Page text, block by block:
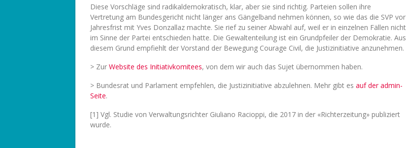
Diese Vorschläge sind radikaldemokratisch, klar, aber sie sind richtig. Parteien sollen ihre
Vertretung am Bundesgericht nicht länger ans Gängelband nehmen können, so wie das die SVP vor
Jahresfrist mit Yves Donzallaz machte. Sie rief zu seiner Abwahl auf, weil er in einzelnen Fällen nicht
im Sinne der Partei entschieden hatte. Die Gewaltenteilung ist ein Grundpfeiler der Demokratie. Aus
diesem Grund empfiehlt der Vorstand der Bewegung Courage Civil, die Justizinitiative anzunehmen.
> Zur Website des Initiativkomitees, von dem wir auch das Sujet übernommen haben.
> Bundesrat und Parlament empfehlen, die Justizinitiative abzulehnen. Mehr gibt es auf der admin-
Seite.
[1] Vgl. Studie von Verwaltungsrichter Giuliano Racioppi, die 2017 in der «Richterzeitung» publiziert
wurde.